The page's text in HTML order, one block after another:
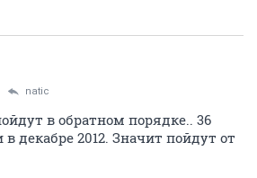
natic
в обратном порядке.. 36
в декабре 2012. Значит пойдут от